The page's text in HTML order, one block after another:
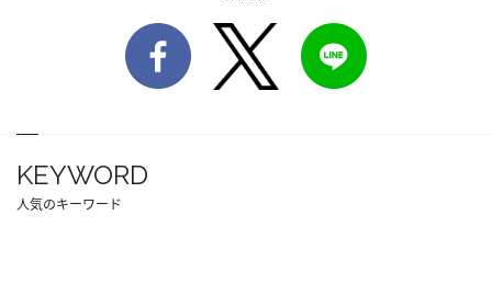
KEYWORD
人気のキーワード